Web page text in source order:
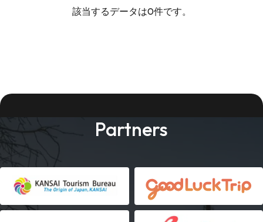
該当するデータは0件です。
Partners